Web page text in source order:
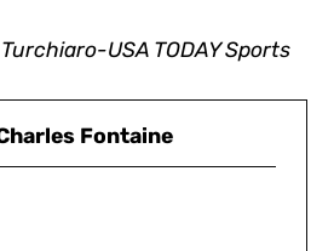
USA TODAY Sports
Fontaine